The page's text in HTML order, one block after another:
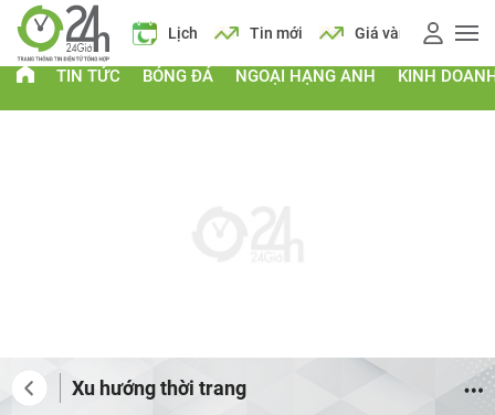
Giá xăng Lịch Tin mới Giá vàng Giá xăng
TIN TỨC BÓNG ĐÁ NGOẠI HẠNG ANH KINH
Xu hướng thời trang